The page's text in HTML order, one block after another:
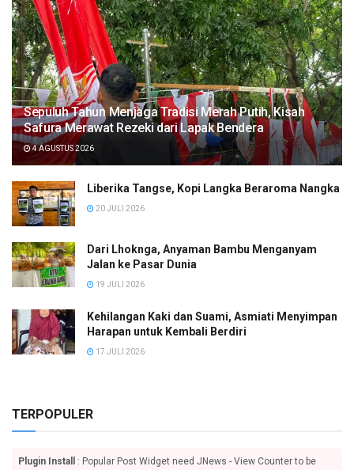
Sepuluh Tahun Menjaga Tradisi Merah Putih, Kisah
Safura Merawat Rezeki dari Lapak Bendera
4 AGUSTUS 2026
Liberika Tangse, Kopi Langka Beraroma Nangka
20 JULI 2026
Dari Lhoknga, Anyaman Bambu Menganyam
Jalan ke Pasar Dunia
19 JULI 2026
Kehilangan Kaki dan Suami, Asmiati Menyimpan
Harapan untuk Kembali Berdiri
17 JULI 2026
TERPOPULER
Plugin Install : Popular Post Widget need JNews - View Counter to be